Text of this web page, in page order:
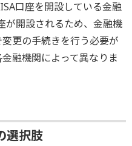
口座を開設している金融
が開設されるため、金融機
更の手続きを行う必要が
融機関によって異なりま
選択肢